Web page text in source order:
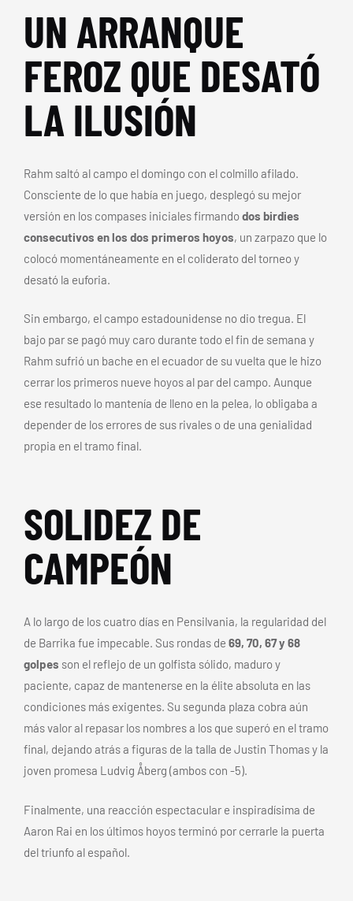
UN ARRANQUE
FEROZ QUE DESATÓ
LA ILUSIÓN
Rahm saltó al campo el domingo con el colmillo afilado.
Consciente de lo que había en juego, desplegó su mejor
versión en los compases iniciales firmandodos birdies
consecutivos en los dos primeros hoyos, un zarpazo que lo
colocó momentáneamente en el coliderato del torneo y
desató la euforia.
Sin embargo, el campo estadounidense no dio tregua. El
bajo par se pagó muy caro durante todo el fin de semana y
Rahm sufrió un bache en el ecuador de su vuelta que le hizo
cerrar los primeros nueve hoyos al par del campo. Aunque
ese resultado lo mantenía de lleno en la pelea, lo obligaba a
depender de los errores de sus rivales o de una genialidad
propia en el tramo final.
SOLIDEZ DE
CAMPEÓN
A lo largo de los cuatro días en Pensilvania, la regularidad del
de Barrika fue impecable. Sus rondas de 69, 70, 67 y 68
golpes son el reflejo de un golfista sólido, maduro y
paciente, capaz de mantenerse en la élite absoluta en las
condiciones más exigentes. Su segunda plaza cobra aún
más valor al repasar los nombres a los que superó en el tramo
final, dejando atrás a figuras de la talla de Justin Thomas y la
joven promesa Ludvig Åberg (ambos con -5).
Finalmente, una reacción espectacular e inspiradísima de
Aaron Rai en los últimos hoyos terminó por cerrarle la puerta
del triunfo al español.